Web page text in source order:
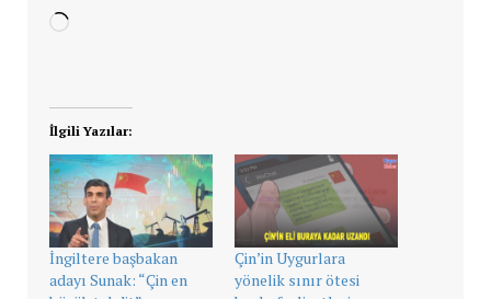
Yükleniyor...
İlgili Yazılar:
İngiltere başbakan
adayı Sunak: “Çin en
Çin’in Uygurlara
yönelik sınır ötesi